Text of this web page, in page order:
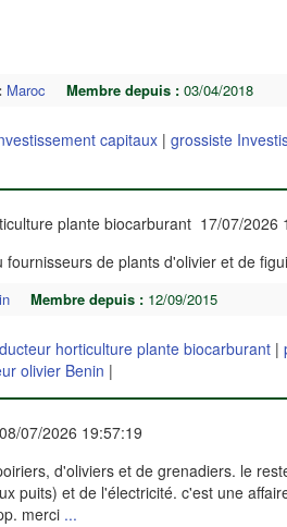
Maroc Membre depuis :03/04/2018
capitaux| grossiste
plante biocarburant 17/07/2026
de plants d'olivier et de
Membre depuis :12/09/2015
horticulture plante biocarburant|
olivier Benin |
07/2026 19:57:19
d'oliviers et de grenadiers. le
puits) et de l'électricité. c'est une
merci ...